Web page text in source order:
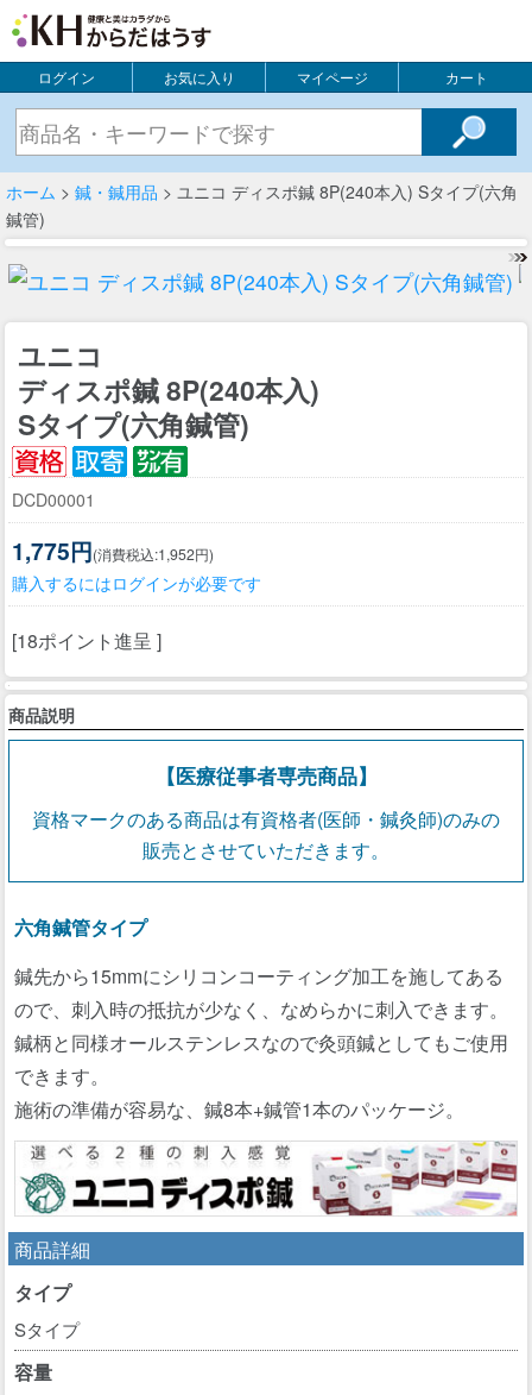
ログイン お気に入り マイページ カート
ホーム > 鍼・鍼用品 > ユニコ ディスポ鍼 8P(240本入) Sタイプ(六角
鍼管)
ユニコ
ディスポ鍼 8P(240本入)
Sタイプ(六角鍼管)
DCD00001
1,775円(消費税込:1,952円)
購入するにはログインが必要です
[18ポイント進呈 ]
商品説明
【医療従事者専売商品】
資格マークのある商品は有資格者(医師・鍼灸師)のみの
販売とさせていただきます。
六角鍼管タイプ
鍼先から15mmにシリコンコーティング加工を施してある
ので、刺入時の抵抗が少なく、なめらかに刺入できます。
鍼柄と同様オールステンレスなので灸頭鍼としてもご使用
できます。
施術の準備が容易な、鍼8本+鍼管1本のパッケージ。
商品詳細
タイプ
Sタイプ
容量